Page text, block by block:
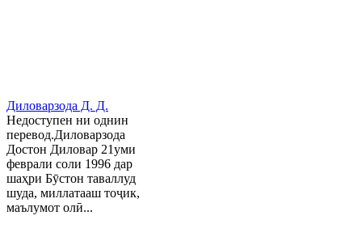
Диловарзода Д. Д.
Недоступен ни однин
перевод.Диловарзода
Достон Диловар 21уми
феврали соли 1996 дар
шаҳри Бӯстон таваллуд
шуда, миллатааш тоҷик,
маълумот олӣ...